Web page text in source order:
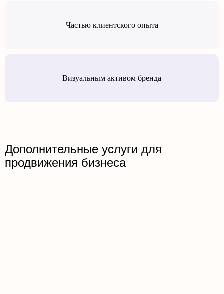
Частью клиентского опыта
Визуальным активом бренда
Дополнительные услуги для
продвижения бизнеса